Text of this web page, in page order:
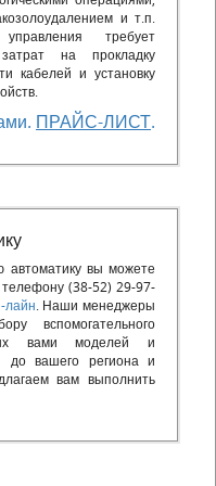
и т.п.
требует
на прокладку
кабелей и установку
ПРАЙС-ЛИСТ.
автоматику вы можете
телефону (38-52) 29-97-
лайн. Наши менеджеры
вспомогательного
вами моделей и
до вашего региона и
вам выполнить